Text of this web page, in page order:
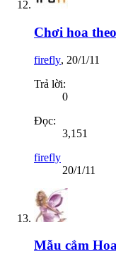
Chơi hoa
firefly, 20/1/11
Trả lời:
0
Đọc:
3,151
firefly
20/1/11
Mẫu cắm